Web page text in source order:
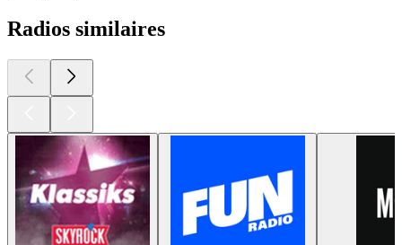
Radios similaires